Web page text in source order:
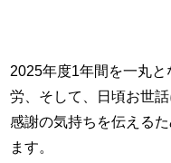
2025年度1年間を一丸
労、そして、日頃お世
感謝の気持ちを伝える
ます。